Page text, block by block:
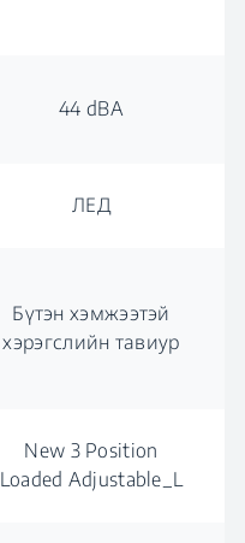
44 dBA
ЛЕД
Бүтэн хэмжээтэй
хэрэгслийн тавиур
New 3 Position
Loaded Adjustable_L